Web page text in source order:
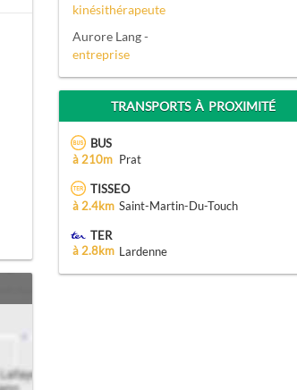
kinésithérapeute
Aurore Lang -
entreprise
TRANSPORTS À PROXIMITÉ
BUS
à 210m Prat
TISSEO
à 2.4km Saint-Martin-Du-Touch
TER
à 2.8km
Lardenne